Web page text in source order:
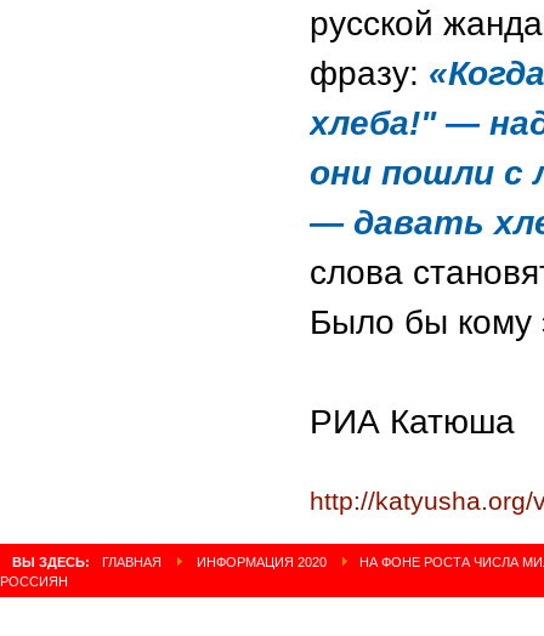
русской
фразу:
хлеба!" —
они пошли с
— давать
слова
Было бы кому
РИА Катюша
http://katyusha.org/
ВЫ ЗДЕСЬ: ГЛАВНАЯ ИНФОРМАЦИЯ 2020
НА ФОНЕ РОСТА ЧИСЛА
РОССИЯН